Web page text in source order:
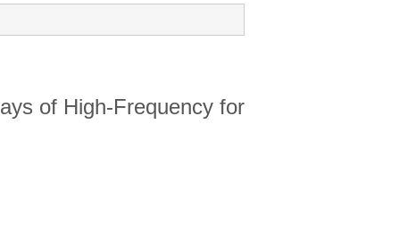
of High-Frequency for